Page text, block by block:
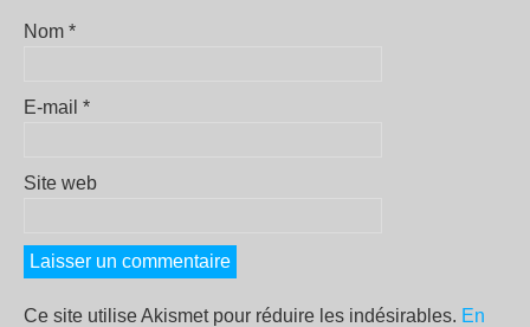
Nom *
E-mail *
Site web
Ce site utilise Akismet pour réduire les indésirables. En